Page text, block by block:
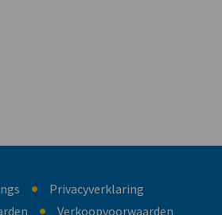
Privacyverklaring
Verkoopvoorwaarden